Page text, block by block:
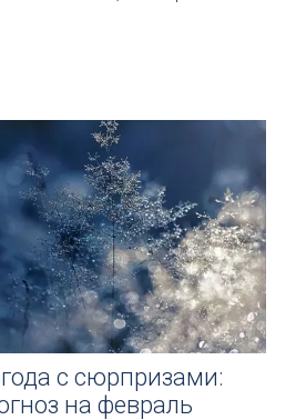
с сюрпризами:
на февраль